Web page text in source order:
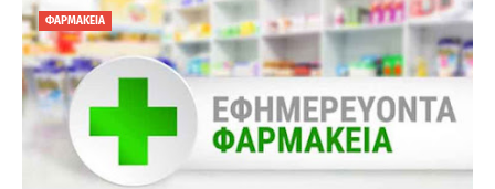
ΦΑΡΜΑΚΕΙΑ